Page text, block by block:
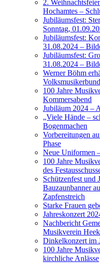
2.
Hochamtes –
Jubiläumsfest:
Sonntag,
Jubiläumsfest:
31.08.2024 –
Jubiläumsfest:
31.08.2024 –
Werner Böhm
100 Jahre
Kommersabend
Jubiläum 2024 –
„Viele Hände –
Bogenmachen
Vorbereitungen
Phase
Neue Uniformen
100 Jahre
des
Schützenfest und
Bauzaunbanner
Zapfenstreich
Starke Frauen
Jahreskonzert
Nachbericht
Musikverein
Dinkelkonzert im
100 Jahre
kirchliche Anlässe